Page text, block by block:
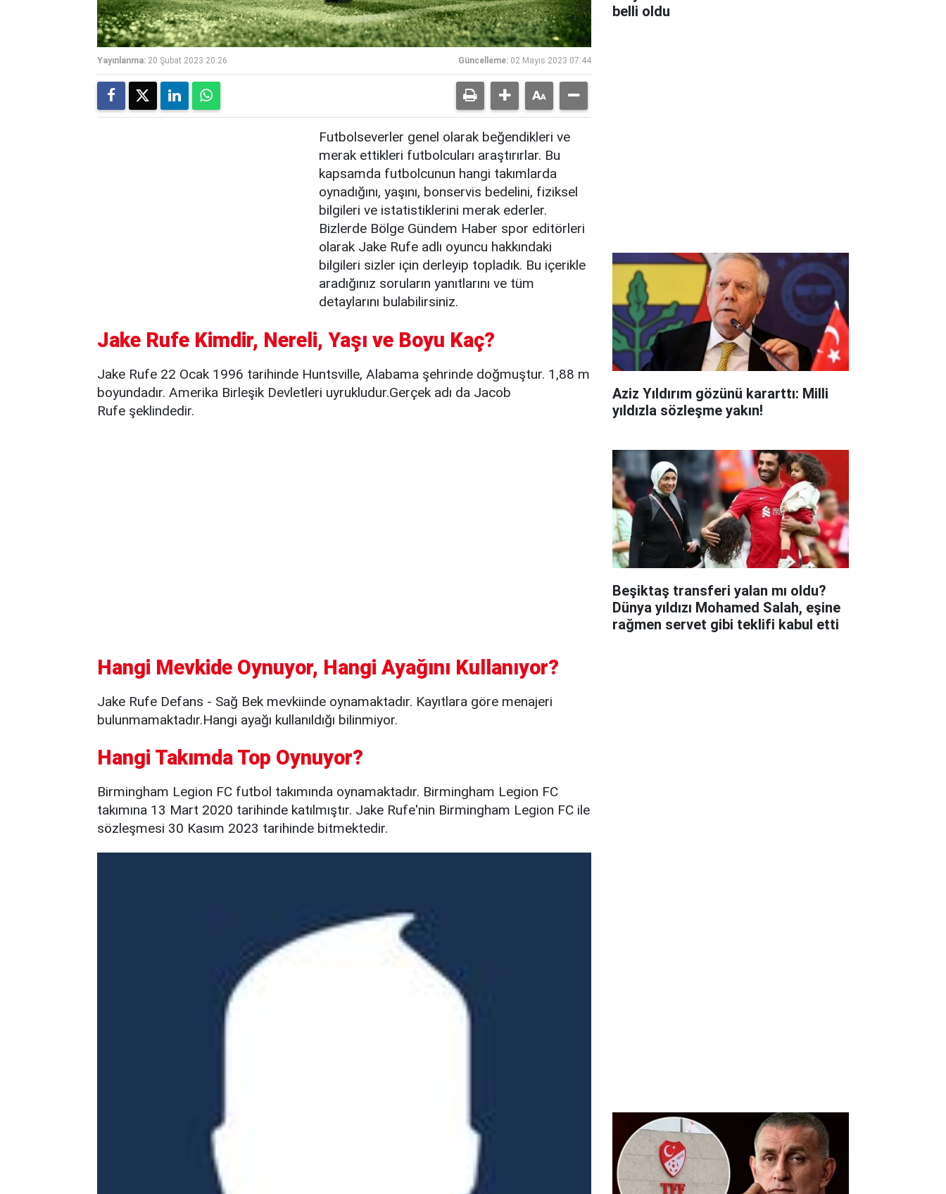
Yayınlanma: 20 Şubat 2023 20:26 Güncelleme: 02 Mayıs 2023 07:44
Futbolseverler genel olarak beğendikleri ve
merak ettikleri futbolcuları araştırırlar. Bu
kapsamda futbolcunun hangi takımlarda
oynadığını, yaşını, bonservis bedelini, fiziksel
bilgileri ve istatistiklerini merak ederler.
Bizlerde Bölge Gündem Haber spor editörleri
olarak Jake Rufe adlı oyuncu hakkındaki
bilgileri sizler için derleyip topladık. Bu içerikle
aradığınız soruların yanıtlarını ve tüm
detaylarını bulabilirsiniz.
Jake Rufe Kimdir, Nereli, Yaşı ve Boyu Kaç?
Jake Rufe 22 Ocak 1996 tarihinde Huntsville, Alabama şehrinde doğmuştur. 1,88 m
boyundadır. Amerika Birleşik Devletleri uyrukludur.Gerçek adı da Jacob
Rufe şeklindedir.
Hangi Mevkide Oynuyor, Hangi Ayağını Kullanıyor?
Jake Rufe Defans - Sağ Bek mevkiinde oynamaktadır. Kayıtlara göre menajeri
bulunmamaktadır.Hangi ayağı kullanıldığı bilinmiyor.
Hangi Takımda Top Oynuyor?
Birmingham Legion FC futbol takımında oynamaktadır. Birmingham Legion FC
takımına 13 Mart 2020 tarihinde katılmıştır. Jake Rufe'nin Birmingham Legion FC ile
sözleşmesi 30 Kasım 2023 tarihinde bitmektedir.
belli oldu
Aziz Yıldırım gözünü kararttı: Milli
yıldızla sözleşme yakın!
Beşiktaş transferi yalan mı oldu?
Dünya yıldızı Mohamed Salah, eşine
rağmen servet gibi teklifi kabul etti